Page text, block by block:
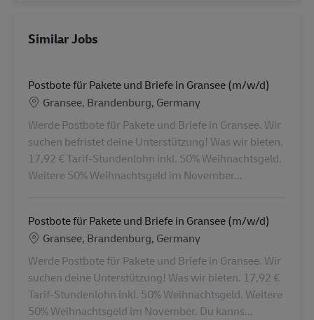
Similar Jobs
Postbote für Pakete und Briefe in Gransee (m/w/d)
Location
Gransee, Brandenburg, Germany
Werde Postbote für Pakete und Briefe in Gransee. Wir
suchen befristet deine Unterstützung! Was wir bieten.
17,92 € Tarif-Stundenlohn inkl. 50% Weihnachtsgeld.
Weitere 50% Weihnachtsgeld im November...
Postbote für Pakete und Briefe in Gransee (m/w/d)
Location
Gransee, Brandenburg, Germany
Werde Postbote für Pakete und Briefe in Gransee. Wir
suchen deine Unterstützung! Was wir bieten. 17,92 €
Tarif-Stundenlohn inkl. 50% Weihnachtsgeld. Weitere
50% Weihnachtsgeld im November. Du kanns...